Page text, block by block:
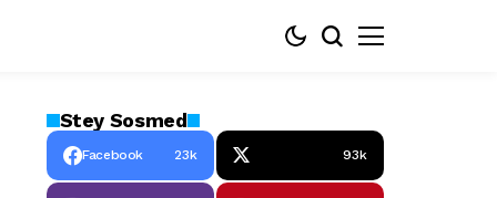
Stey Sosmed
Facebook 23k 93k